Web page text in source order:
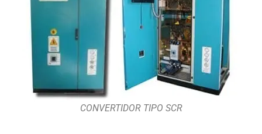
CONVERTIDOR TIPO SCR